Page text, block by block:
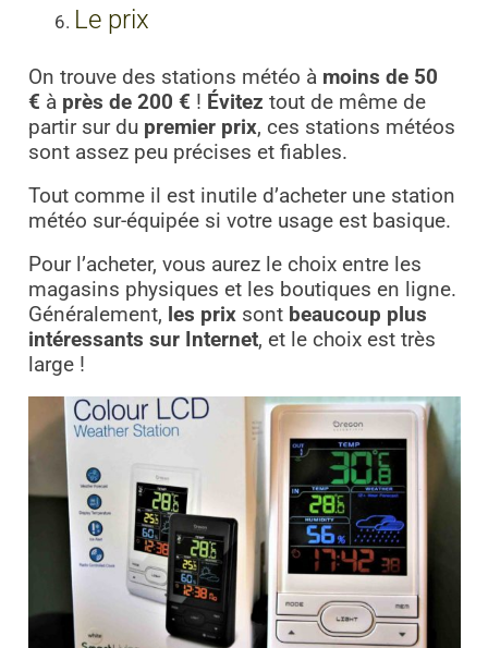
Le prix
On trouve des stations météo à moins de 50
€ à près de 200 € ! Évitez tout de même de
partir sur du premier prix, ces stations météos
sont assez peu précises et fiables.
Tout comme il est inutile d’acheter une station
météo sur-équipée si votre usage est basique.
Pour l’acheter, vous aurez le choix entre les
magasins physiques et les boutiques en ligne.
Généralement, les prixsont beaucoup plus
intéressants sur Internet, et le choix est très
large !